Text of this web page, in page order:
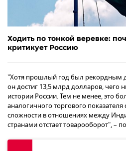
Ходить по тонкой веревке:
критикует Россию
"Хотя прошлый год был рекордным
он достиг 13,5 млрд долларов, чего
истории России. Тем не менее, это
аналогичного торгового
сложности в отношениях между
странами отстает товарооборот", –